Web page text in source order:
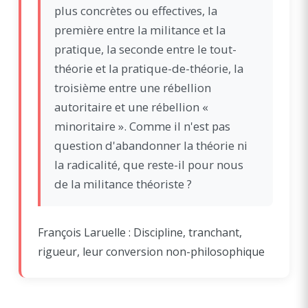
plus concrètes ou effectives, la
première entre la militance et la
pratique, la seconde entre le tout-
théorie et la pratique-de-théorie, la
troisième entre une rébellion
autoritaire et une rébellion «
minoritaire ». Comme il n'est pas
question d'abandonner la théorie ni
la radicalité, que reste-il pour nous
de la militance théoriste ?
François Laruelle : Discipline, tranchant,
rigueur, leur conversion non-philosophique